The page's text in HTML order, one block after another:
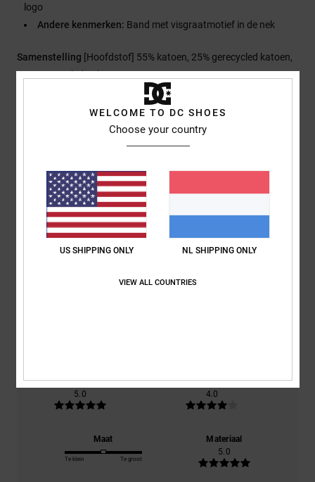
logo
Andere kenmerken: Band met visgraatmotief in de nek
Samenstelling [Hoofdstof] 55% katoen, 25% gerecycled katoen,
20% gerecycled polyester
Bezorging en Retour
Reviews van klanten
Gemiddelde score
5.0/5
Comfort
5.0
Prijs-kwaliteitverhouding
4.0
Maat
Te klein Te groot
Materiaal
5.0
WELCOME TO DC SHOES
Choose your country
US SHIPPING ONLY NL SHIPPING ONLY
VIEW ALL COUNTRIES